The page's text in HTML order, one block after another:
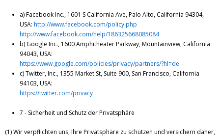
a) Facebook Inc., 1601 S California Ave, Palo Alto, California 94304,
USA: http://www.facebook.com/policy.php
http://www.facebook.com/help/186325668085084
b) Google Inc., 1600 Amphitheater Parkway, Mountainview, California
94043, USA:
https://www.google.com/policies/privacy/partners/?hl=de
c) Twitter, Inc., 1355 Market St, Suite 900, San Francisco, California
94103, USA:
https://twitter.com/privacy
7 - Sicherheit und Schutz der Privatsphäre
(1) Wir verpflichten uns, Ihre Privatsphäre zu schützen und versichern daher,